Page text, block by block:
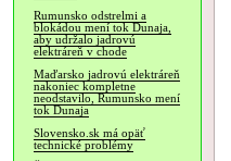
Rumunsko odstrelmi a
blokádou mení tok Dunaja,
aby udržalo jadrovú
elektráreň v chode
Maďarsko jadrovú elektráreň
nakoniec kompletne
neodstavilo, Rumunsko mení
tok Dunaja
Slovensko.sk má opäť
technické problémy